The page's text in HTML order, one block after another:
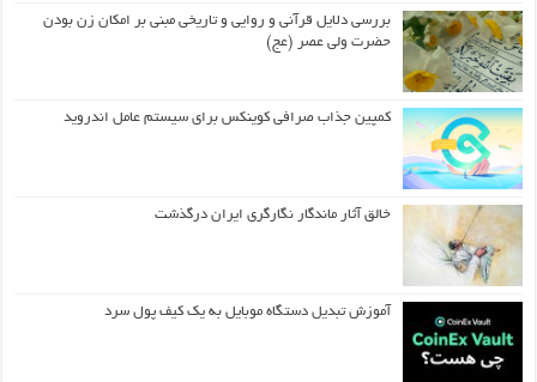
بررسی دلایل قرآنی و روایی و تاریخی مبنی بر امکان زن بودن
حضرت ولی عصر (عج)
کمپین جذاب صرافی کوینکس برای سیستم عامل اندروید
خالق آثار ماندگار نگارگری ایران درگذشت
آموزش تبدیل دستگاه موبایل به یک کیف‌ پول سرد